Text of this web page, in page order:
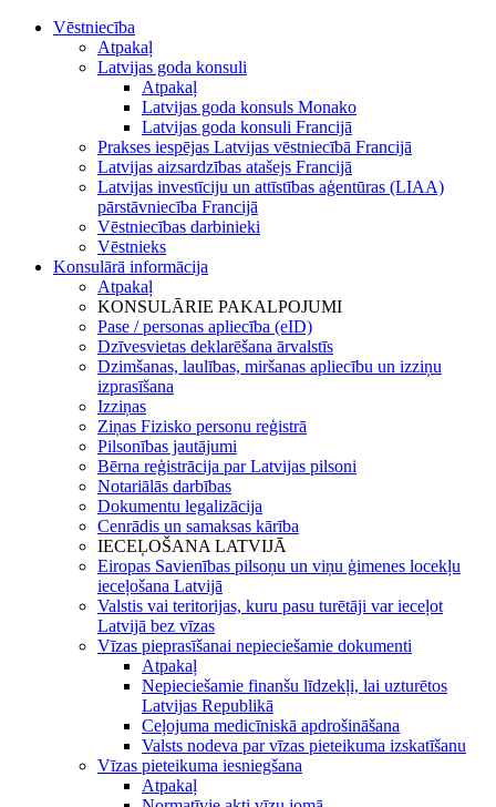
Vēstniecība
Atpakaļ
Latvijas goda konsuli
Atpakaļ
Latvijas goda konsuls Monako
Latvijas goda konsuli Francijā
Prakses iespējas Latvijas vēstniecībā Francijā
Latvijas aizsardzības atašejs Francijā
Latvijas investīciju un attīstības aģentūras (LIAA)
pārstāvniecība Francijā
Vēstniecības darbinieki
Vēstnieks
Konsulārā informācija
Atpakaļ
KONSULĀRIE PAKALPOJUMI
Pase / personas apliecība (eID)
Dzīvesvietas deklarēšana ārvalstīs
Dzimšanas, laulības, miršanas apliecību un izziņu
izprasīšana
Izziņas
Ziņas Fizisko personu reģistrā
Pilsonības jautājumi
Bērna reģistrācija par Latvijas pilsoni
Notariālās darbības
Dokumentu legalizācija
Cenrādis un samaksas kārība
IECEĻOŠANA LATVIJĀ
Eiropas Savienības pilsoņu un viņu ģimenes locekļu
ieceļošana Latvijā
Valstis vai teritorijas, kuru pasu turētāji var ieceļot
Latvijā bez vīzas
Vīzas pieprasīšanai nepieciešamie dokumenti
Atpakaļ
Nepieciešamie finanšu līdzekļi, lai uzturētos
Latvijas Republikā
Ceļojuma medicīniskā apdrošināšana
Valsts nodeva par vīzas pieteikuma izskatīšanu
Vīzas pieteikuma iesniegšana
Atpakaļ